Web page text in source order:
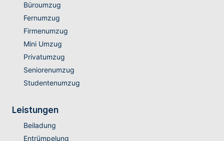
Büroumzug
Fernumzug
Firmenumzug
Mini Umzug
Privatumzug
Seniorenumzug
Studentenumzug
Leistungen
Beiladung
Entrümpelung